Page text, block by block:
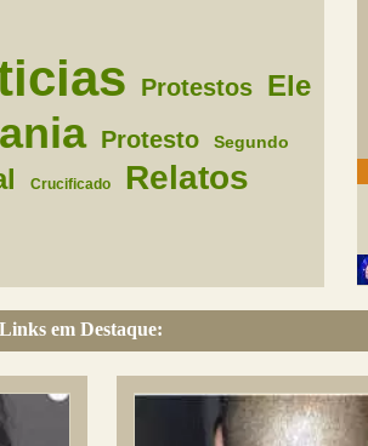
Protestos Ele
Protesto Segundo
Crucificado Relatos
em Destaque: